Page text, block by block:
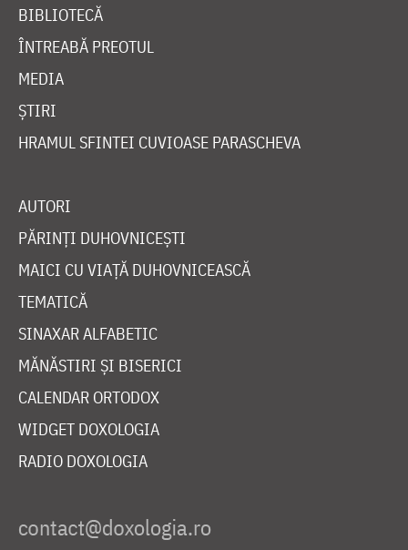
BIBLIOTECĂ
ÎNTREABĂ PREOTUL
MEDIA
ȘTIRI
HRAMUL SFINTEI CUVIOASE PARASCHEVA
AUTORI
PĂRINȚI DUHOVNICEȘTI
MAICI CU VIAȚĂ DUHOVNICEASCĂ
TEMATICĂ
SINAXAR ALFABETIC
MĂNĂSTIRI ȘI BISERICI
CALENDAR ORTODOX
WIDGET DOXOLOGIA
RADIO DOXOLOGIA